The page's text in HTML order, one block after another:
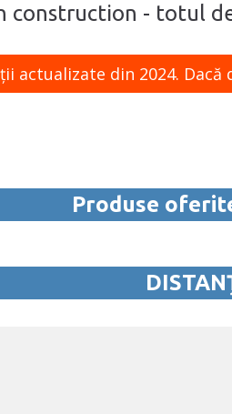
construction - totul
actualizate din 2024. Dacă
Produse